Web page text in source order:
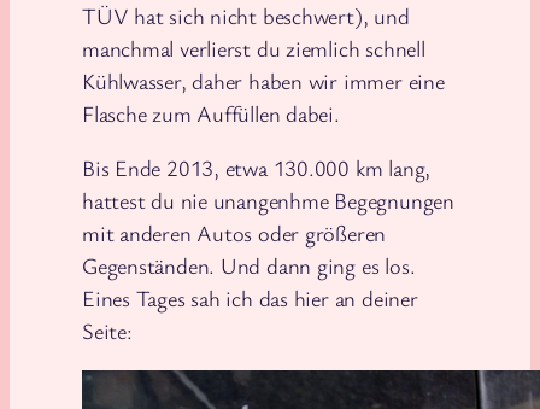
TÜV hat sich nicht beschwert), und
manchmal verlierst du ziemlich schnell
Kühlwasser, daher haben wir immer eine
Flasche zum Auffüllen dabei.
Bis Ende 2013, etwa 130.000 km lang,
hattest du nie unangenhme Begegnungen
mit anderen Autos oder größeren
Gegenständen. Und dann ging es los.
Eines Tages sah ich das hier an deiner
Seite: